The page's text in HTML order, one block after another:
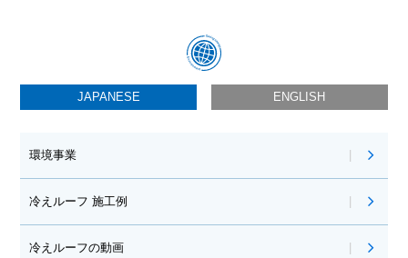
JAPANESE ENGLISH
環境事業
冷えルーフ 施工例
冷えルーフの動画